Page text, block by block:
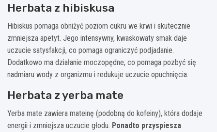
Herbata z hibiskusa
Hibiskus pomaga obniżyć poziom cukru we krwi i skutecznie
zmniejsza apetyt. Jego intensywny, kwaskowaty smak daje
uczucie satysfakcji, co pomaga ograniczyć podjadanie.
Dodatkowo ma działanie moczopędne, co pomaga pozbyć się
nadmiaru wody z organizmu i redukuje uczucie opuchnięcia.
Herbata z yerba mate
Yerba mate zawiera mateinę (podobną do kofeiny), która dodaje
energii i zmniejsza uczucie głodu. Ponadto przyspiesza